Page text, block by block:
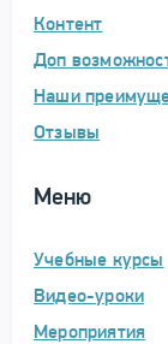
Контент
Доп
Наши
Отзывы
Меню
Учебные курсы
Видео-уроки
Мероприятия